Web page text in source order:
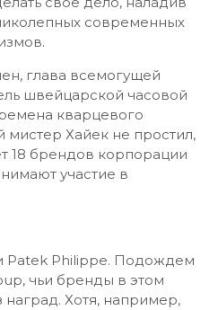
современных
глава всемогущей
швейцарской часовой
кварцевого
мистер Хайек не простил,
18 брендов корпорации
участие в
Patek Philippe. Подождем
чьи бренды в этом
наград. Хотя, например,